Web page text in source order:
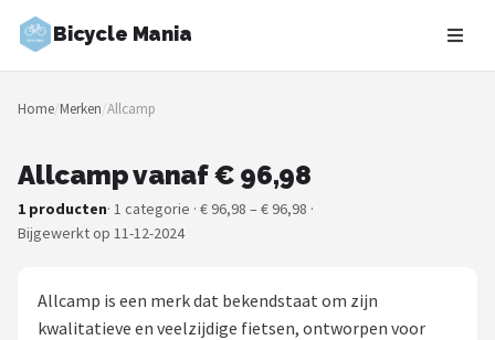
Bicycle Mania
Zoeken
NAVIGATIE
Merken
Fietsroutes
Home/Merken/Allcamp
Allcamp vanaf € 96,98
1 producten· 1 categorie · € 96,98 – € 96,98 ·
Bijgewerkt op 11-12-2024
Allcamp is een merk dat bekendstaat om zijn
kwalitatieve en veelzijdige fietsen, ontworpen voor